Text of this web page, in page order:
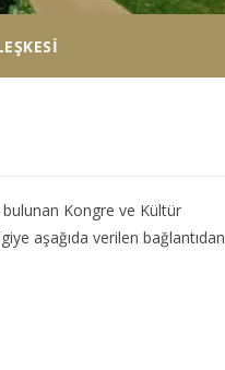
bulunan Kongre ve Kültür
aşağıda verilen bağlantıdan